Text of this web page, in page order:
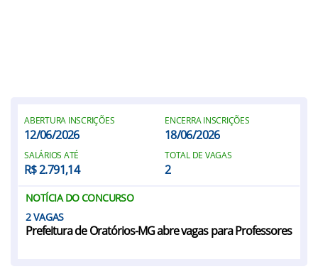
ABERTURA INSCRIÇÕES
12/06/2026
ENCERRA INSCRIÇÕES
18/06/2026
SALÁRIOS ATÉ
R$ 2.791,14
TOTAL DE VAGAS
2
NOTÍCIA DO CONCURSO
2
Prefeitura de Oratórios-MG abre vagas para Professores